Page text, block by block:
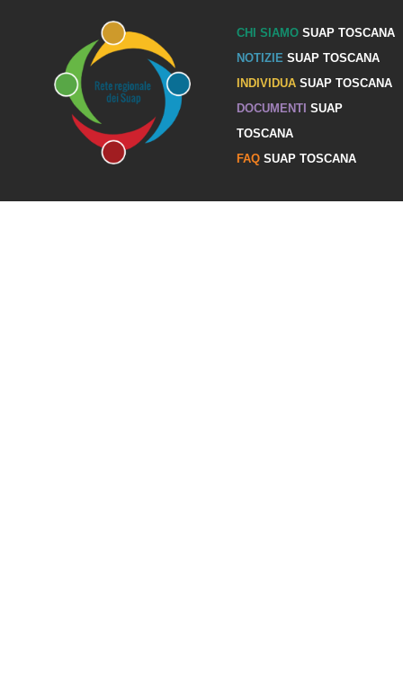
CHI SIAMOSUAP TOSCANA
NOTIZIE SUAP TOSCANA
INDIVIDUASUAP TOSCANA
DOCUMENTI SUAP
TOSCANA
FAQSUAP TOSCANA